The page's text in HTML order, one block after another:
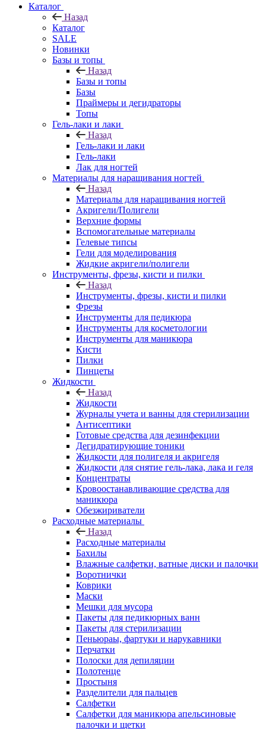
Каталог
Назад
Каталог
SALE
Новинки
Базы и топы
Назад
Базы и топы
Базы
Праймеры и дегидраторы
Топы
Гель-лаки и лаки
Назад
Гель-лаки и лаки
Гель-лаки
Лак для ногтей
Материалы для наращивания ногтей
Назад
Материалы для наращивания ногтей
Акригели/Полигели
Верхние формы
Вспомогательные материалы
Гелевые типсы
Гели для моделирования
Жидкие акригели/полигели
Инструменты, фрезы, кисти и пилки
Назад
Инструменты, фрезы, кисти и пилки
Фрезы
Инструменты для педикюра
Инструменты для косметологии
Инструменты для маникюра
Кисти
Пилки
Пинцеты
Жидкости
Назад
Жидкости
Журналы учета и ванны для стерилизации
Антисептики
Готовые средства для дезинфекции
Дегидратирующие тоники
Жидкости для полигеля и акригеля
Жидкости для снятие гель-лака, лака и геля
Концентраты
Кровоостанавливающие средства для
маникюра
Обезжириватели
Расходные материалы
Назад
Расходные материалы
Бахилы
Влажные салфетки, ватные диски и палочки
Воротнички
Коврики
Маски
Мешки для мусора
Пакеты для педикюрных ванн
Пакеты для стерилизации
Пеньюраы, фартуки и нарукавники
Перчатки
Полоски для депиляции
Полотенце
Простыня
Разделители для пальцев
Салфетки
Салфетки для маникюра апельсиновые
палочки и щетки